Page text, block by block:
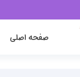
صفحه اصلی